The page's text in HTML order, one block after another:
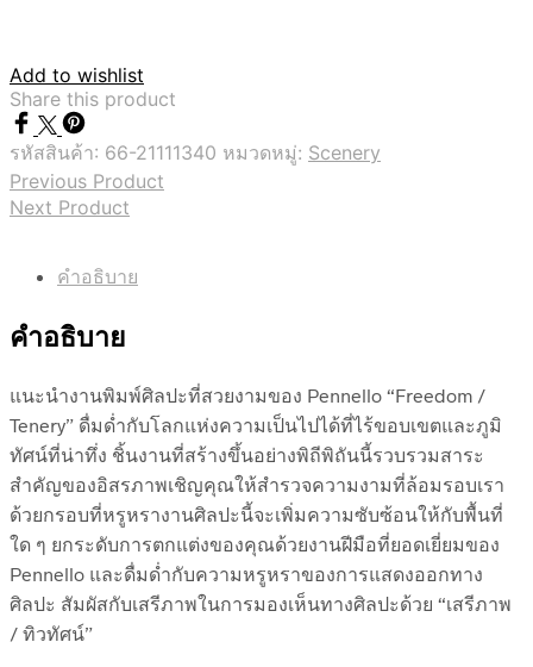
Add to wishlist
Share this product
รหัสสินค้า: 66-21111340 หมวดหมู่: Scenery
Previous Product
Next Product
คำอธิบาย
คำอธิบาย
แนะนำงานพิมพ์ศิลปะที่สวยงามของ Pennello “Freedom /
Tenery” ดื่มด่ำกับโลกแห่งความเป็นไปได้ที่ไร้ขอบเขตและภูมิ
ทัศน์ที่น่าทึ่ง ชิ้นงานที่สร้างขึ้นอย่างพิถีพิถันนี้รวบรวมสาระ
สำคัญของอิสรภาพเชิญคุณให้สำรวจความงามที่ล้อมรอบเรา
ด้วยกรอบที่หรูหรางานศิลปะนี้จะเพิ่มความซับซ้อนให้กับพื้นที่
ใด ๆ ยกระดับการตกแต่งของคุณด้วยงานฝีมือที่ยอดเยี่ยมของ
Pennello และดื่มด่ำกับความหรูหราของการแสดงออกทาง
ศิลปะ สัมผัสกับเสรีภาพในการมองเห็นทางศิลปะด้วย “เสรีภาพ
/ ทิวทัศน์”